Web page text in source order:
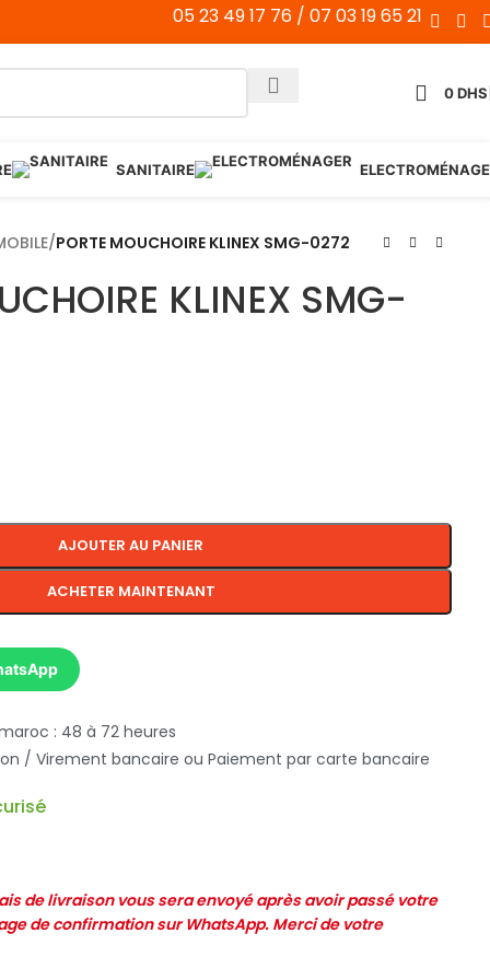
05 23 49 17 76 / 07 03 19 65 21
0DHS
SANITAIRE
/PORTE MOUCHOIRE KLINEX SMG-0272
KLINEX SMG-
AJOUTER AU PANIER
ACHETER MAINTENANT
: 48 à 72 heures
/ Virement bancaire ou Paiement par carte bancaire
de livraison vous sera envoyé après avoir passé votre
de confirmation sur WhatsApp. Merci de votre